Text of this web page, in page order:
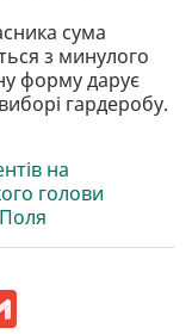
сума
з минулого
форму дарує
гардеробу.
на
голови